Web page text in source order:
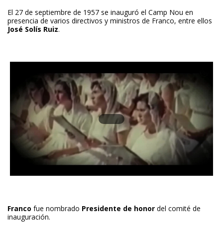
El 27 de septiembre de 1957 se inauguró el Camp Nou en
presencia de varios directivos y ministros de Franco, entre ellos
José Solís Ruiz.
Franco fue nombrado Presidente de honor del comité de
inauguración.